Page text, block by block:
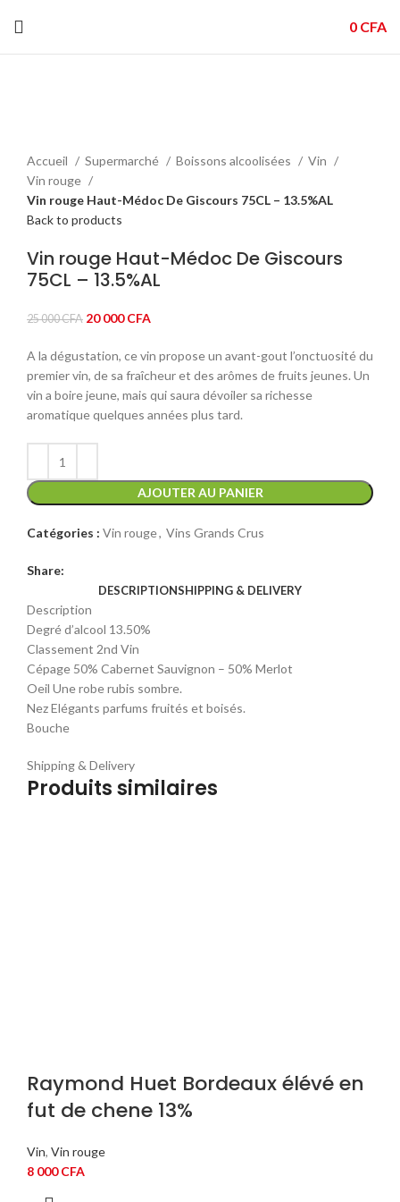
0 CFA
Accueil
Supermarché Boissons alcoolisées
Vin
Vin rouge
Vin rouge Haut-Médoc De Giscours 75CL – 13.5%AL
Back to products
Vin rouge Haut-Médoc De Giscours
75CL – 13.5%AL
25 000CFA Le
initial
était :
25
000 CFA.
20 000CFALe
actuel
est :
20
000 CFA.
A la dégustation, ce vin propose un avant-gout l’onctuosité du
premier vin, de sa fraîcheur et des arômes de fruits jeunes. Un
vin a boire jeune, mais qui saura dévoiler sa richesse
aromatique quelques années plus tard.
AJOUTER AU PANIER
Catégories : Vin rouge, Vins Grands Crus
Share:
DESCRIPTIONSHIPPING & DELIVERY
Description
Degré d’alcool 13.50%
Classement 2nd Vin
Cépage 50% Cabernet Sauvignon – 50% Merlot
Oeil Une robe rubis sombre.
Nez Elégants parfums fruités et boisés.
Bouche
Shipping & Delivery
Produits similaires
Raymond Huet Bordeaux élévé en
fut de chene 13%
Vin, Vin rouge
8 000CFA